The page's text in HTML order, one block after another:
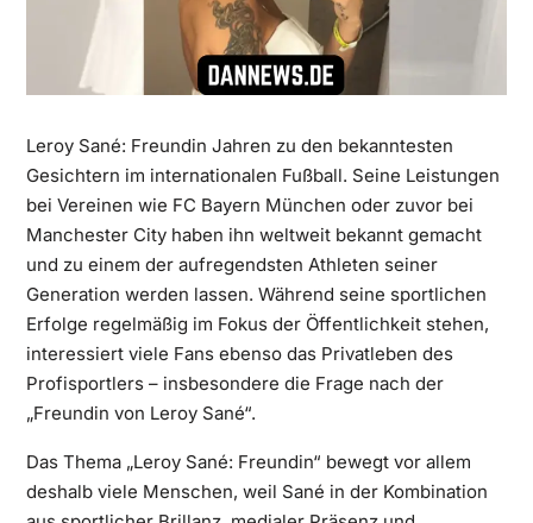
Leroy Sané: Freundin Jahren zu den bekanntesten
Gesichtern im internationalen Fußball. Seine Leistungen
bei Vereinen wie FC Bayern München oder zuvor bei
Manchester City haben ihn weltweit bekannt gemacht
und zu einem der aufregendsten Athleten seiner
Generation werden lassen. Während seine sportlichen
Erfolge regelmäßig im Fokus der Öffentlichkeit stehen,
interessiert viele Fans ebenso das Privatleben des
Profisportlers – insbesondere die Frage nach der
„Freundin von Leroy Sané“.
Das Thema „Leroy Sané: Freundin“ bewegt vor allem
deshalb viele Menschen, weil Sané in der Kombination